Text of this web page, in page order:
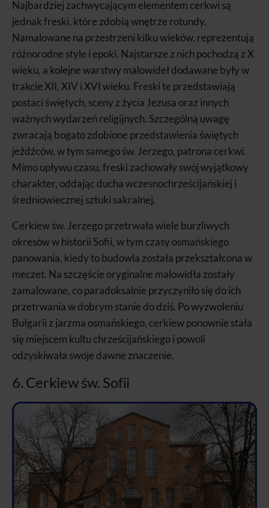
Najbardziej zachwycającym elementem cerkwi są
jednak freski, które zdobią wnętrze rotundy.
Namalowane na przestrzeni kilku wieków, reprezentują
różnorodne style i epoki. Najstarsze z nich pochodzą z X
wieku, a kolejne warstwy malowideł dodawane były w
trakcie XII, XIV i XVI wieku. Freski te przedstawiają
postaci świętych, sceny z życia Jezusa oraz innych
ważnych wydarzeń religijnych. Szczególną uwagę
zwracają bogato zdobione przedstawienia świętych
jeźdźców, w tym samego św. Jerzego, patrona cerkwi.
Mimo upływu czasu, freski zachowały swój wyjątkowy
charakter, oddając ducha wczesnochrześcijańskiej i
średniowiecznej sztuki sakralnej.
Cerkiew św. Jerzego przetrwała wiele burzliwych
okresów w historii Sofii, w tym czasy osmańskiego
panowania, kiedy to budowla została przekształcona w
meczet. Na szczęście oryginalne malowidła zostały
zamalowane, co paradoksalnie przyczyniło się do ich
przetrwania w dobrym stanie do dziś. Po wyzwoleniu
Bułgarii z jarzma osmańskiego, cerkiew ponownie stała
się miejscem kultu chrześcijańskiego i powoli
odzyskiwała swoje dawne znaczenie.
6. Cerkiew św. Sofii